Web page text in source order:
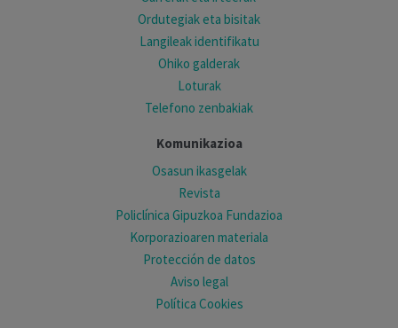
Ordutegiak eta bisitak
Langileak identifikatu
Ohiko galderak
Loturak
Telefono zenbakiak
Komunikazioa
Osasun ikasgelak
Revista
Policlínica Gipuzkoa Fundazioa
Korporazioaren materiala
Protección de datos
Aviso legal
Política Cookies